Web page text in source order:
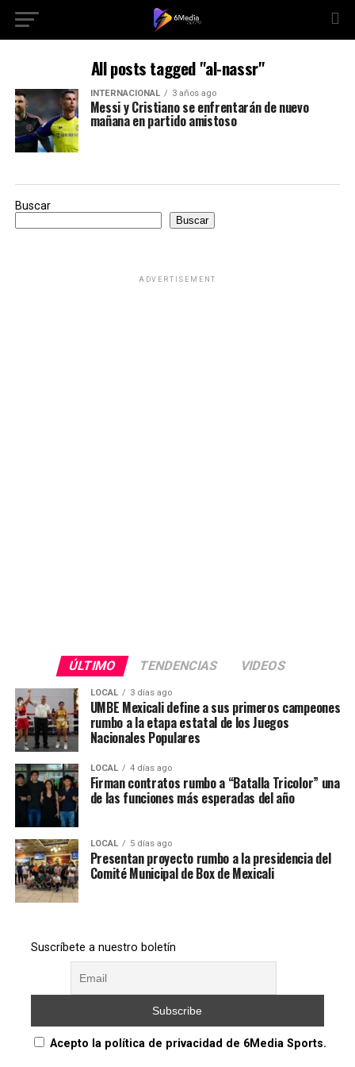
All posts tagged "al-nassr"
INTERNACIONAL 3 años ago
Messi y Cristiano se enfrentarán de nuevo
mañana en partido amistoso
Buscar
Buscar
ADVERTISEMENT
ÚLTIMO TENDENCIAS VIDEOS
LOCAL 3 días ago
UMBE Mexicali define a sus primeros campeones
rumbo a la etapa estatal de los Juegos
Nacionales Populares
LOCAL 4 días ago
Firman contratos rumbo a “Batalla Tricolor” una
de las funciones más esperadas del año
LOCAL 5 días ago
Presentan proyecto rumbo a la presidencia del
Comité Municipal de Box de Mexicali
Suscríbete a nuestro boletín
Acepto la política de privacidad de 6Media Sports.